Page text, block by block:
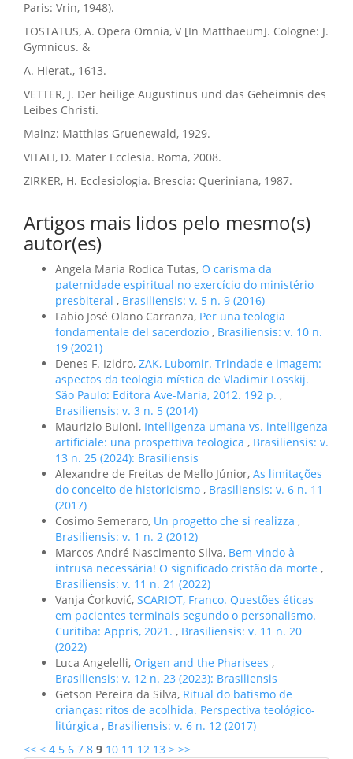
Paris: Vrin, 1948).
TOSTATUS, A. Opera Omnia, V [In Matthaeum]. Cologne: J.
Gymnicus. &
A. Hierat., 1613.
VETTER, J. Der heilige Augustinus und das Geheimnis des
Leibes Christi.
Mainz: Matthias Gruenewald, 1929.
VITALI, D. Mater Ecclesia. Roma, 2008.
ZIRKER, H. Ecclesiologia. Brescia: Queriniana, 1987.
Artigos mais lidos pelo mesmo(s)
autor(es)
Angela Maria Rodica Tutas, O carisma da
paternidade espiritual no exercício do ministério
presbiteral , Brasiliensis: v. 5 n. 9 (2016)
Fabio José Olano Carranza, Per una teologia
fondamentale del sacerdozio , Brasiliensis: v. 10 n.
19 (2021)
Denes F. Izidro, ZAK, Lubomir. Trindade e imagem:
aspectos da teologia mística de Vladimir Losskij.
São Paulo: Editora Ave-Maria, 2012. 192 p. ,
Brasiliensis: v. 3 n. 5 (2014)
Maurizio Buioni, Intelligenza umana vs. intelligenza
artificiale: una prospettiva teologica , Brasiliensis: v.
13 n. 25 (2024): Brasiliensis
Alexandre de Freitas de Mello Júnior, As limitações
do conceito de historicismo , Brasiliensis: v. 6 n. 11
(2017)
Cosimo Semeraro, Un progetto che si realizza ,
Brasiliensis: v. 1 n. 2 (2012)
Marcos André Nascimento Silva, Bem-vindo à
intrusa necessária! O significado cristão da morte ,
Brasiliensis: v. 11 n. 21 (2022)
Vanja Ćorković, SCARIOT, Franco. Questões éticas
em pacientes terminais segundo o personalismo.
Curitiba: Appris, 2021. , Brasiliensis: v. 11 n. 20
(2022)
Luca Angelelli, Origen and the Pharisees ,
Brasiliensis: v. 12 n. 23 (2023): Brasiliensis
Getson Pereira da Silva, Ritual do batismo de
crianças: ritos de acolhida. Perspectiva teológico-
litúrgica , Brasiliensis: v. 6 n. 12 (2017)
<< < 4 5 6 7 8 9 10 11 12 13 > >>